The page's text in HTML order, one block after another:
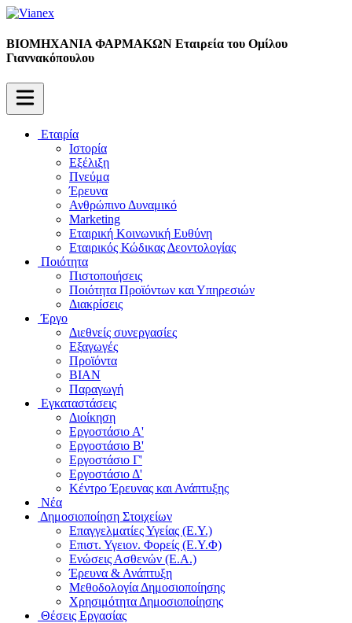
ΒΙΟΜΗΧΑΝΙΑ ΦΑΡΜΑΚΩΝ Εταιρεία του Ομίλου
Γιαννακόπουλου
Εταιρία
Ιστορία
Εξέλιξη
Πνεύμα
Έρευνα
Ανθρώπινο Δυναμικό
Marketing
Εταιρική Κοινωνική Ευθύνη
Εταιρικός Κώδικας Δεοντολογίας
Ποιότητα
Πιστοποιήσεις
Ποιότητα Προϊόντων και Υπηρεσιών
Διακρίσεις
Έργο
Διεθνείς συνεργασίες
Εξαγωγές
Προϊόντα
ΒΙΑΝ
Παραγωγή
Εγκαταστάσεις
Διοίκηση
Εργοστάσιο Α'
Εργοστάσιο B'
Εργοστάσιο Γ'
Εργοστάσιο Δ'
Κέντρο Έρευνας και Ανάπτυξης
Νέα
Δημοσιοποίηση Στοιχείων
Επαγγελματίες Υγείας (Ε.Υ.)
Επιστ. Υγειον. Φορείς (Ε.Υ.Φ)
Ενώσεις Ασθενών (Ε.Α.)
Έρευνα & Ανάπτυξη
Μεθοδολογία Δημοσιοποίησης
Χρησιμότητα Δημοσιοποίησης
Θέσεις Εργασίας